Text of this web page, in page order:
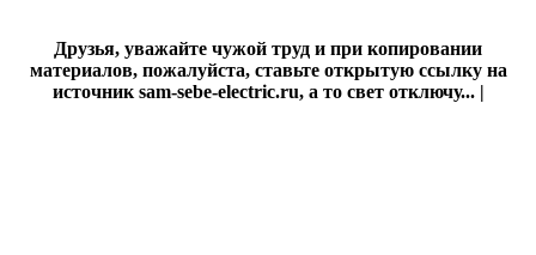
Друзья, уважайте чужой труд и при копировании
материалов, пожалуйста, ставьте открытую ссылку на
источник sam-sebe-electric.ru, а то свет отключу... |